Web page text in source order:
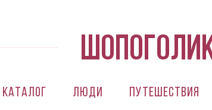
Каталог Люди Путешествия